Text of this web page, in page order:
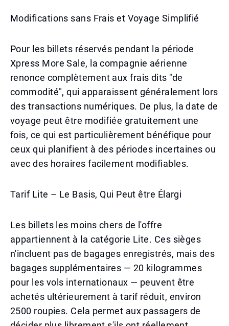
Modifications sans Frais et Voyage Simplifié
Pour les billets réservés pendant la période
Xpress More Sale, la compagnie aérienne
renonce complètement aux frais dits "de
commodité", qui apparaissent généralement lors
des transactions numériques. De plus, la date de
voyage peut être modifiée gratuitement une
fois, ce qui est particulièrement bénéfique pour
ceux qui planifient à des périodes incertaines ou
avec des horaires facilement modifiables.
Tarif Lite – Le Basis, Qui Peut être Élargi
Les billets les moins chers de l'offre
appartiennent à la catégorie Lite. Ces sièges
n'incluent pas de bagages enregistrés, mais des
bagages supplémentaires — 20 kilogrammes
pour les vols internationaux — peuvent être
achetés ultérieurement à tarif réduit, environ
2500 roupies. Cela permet aux passagers de